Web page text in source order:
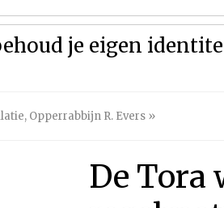
je eigen
, Opperrabbijn R. Evers »
De Tora